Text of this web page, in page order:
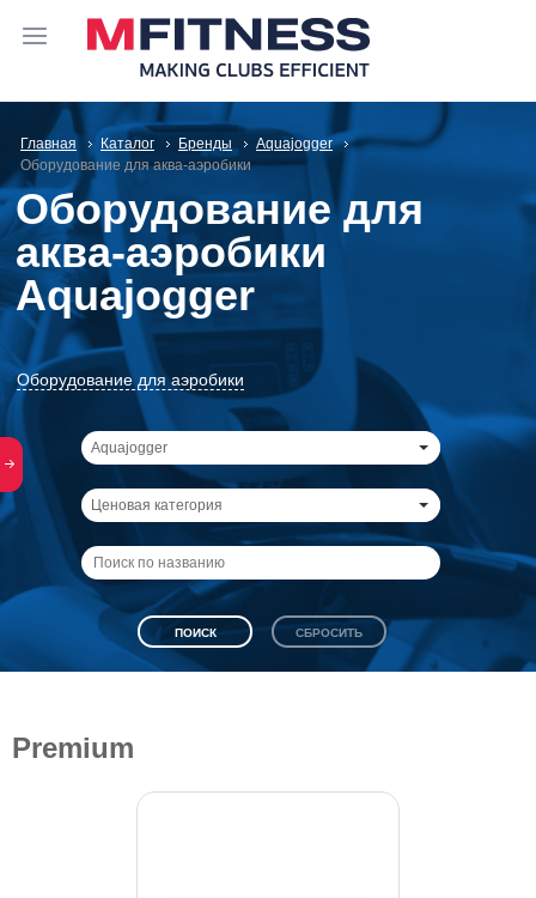
Главная Каталог Бренды
Aquajogger
Оборудование для аква-аэробики
Оборудование для
аква-аэробики
Aquajogger
Оборудование для аэробики
Aquajogger
Ценовая категория
Premium